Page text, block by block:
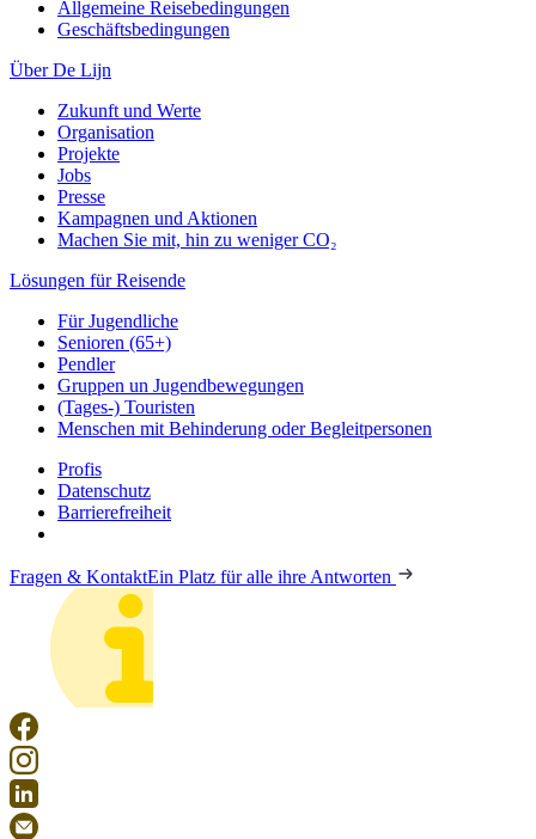
Allgemeine Reisebedingungen
Geschäftsbedingungen
Über De Lijn
Zukunft und Werte
Organisation
Projekte
Jobs
Presse
Kampagnen und Aktionen
Machen Sie mit, hin zu weniger CO₂
Lösungen für Reisende
Für Jugendliche
Senioren (65+)
Pendler
Gruppen un Jugendbewegungen
(Tages-) Touristen
Menschen mit Behinderung oder Begleitpersonen
Profis
Datenschutz
Barrierefreiheit
Fragen & KontaktEin Platz für alle ihre Antworten